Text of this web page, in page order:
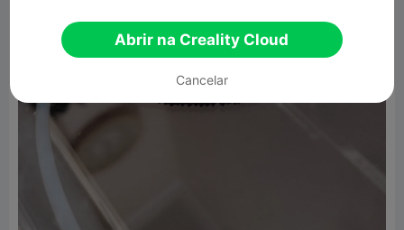
Abrir na Creality Cloud
Cancelar